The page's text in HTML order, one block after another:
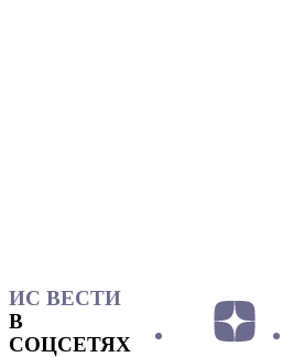
ИС ВЕСТИ
В
СОЦСЕТЯХ